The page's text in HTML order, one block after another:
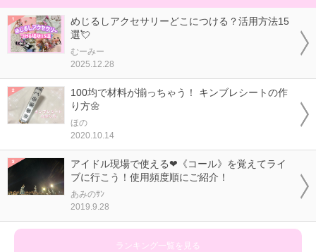
めじるしアクセサリーどこにつける？活用方法15
選💘
むーみー
2025.12.28
100均で材料が揃っちゃう！ キンブレシートの作
り方🌼
ほの
2020.10.14
アイドル現場で使える❤《コール》を覚えてライ
ブに行こう！使用頻度順にご紹介！
あみのｻﾝ
2019.9.28
ランキング一覧を見る